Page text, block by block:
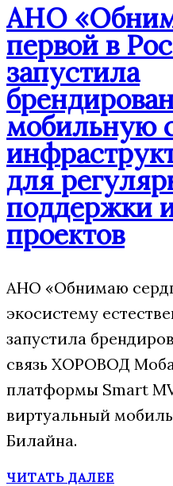
АНО
первой в
запустила
мобильную
для
поддержки
проектов
АНО «Обнимаю
экосистему
запустила
связь ХОРОВОД
платформы Smart
виртуальный
Билайна.
ЧИТАТЬ ДАЛЕЕ